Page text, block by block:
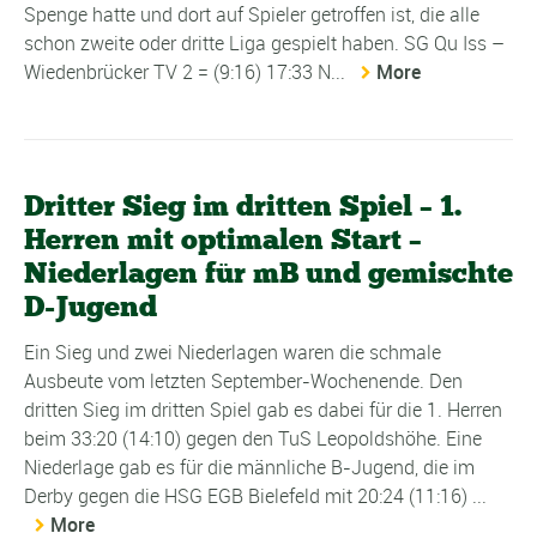
Spenge hatte und dort auf Spieler getroffen ist, die alle
schon zweite oder dritte Liga gespielt haben. SG Qu Iss –
Wiedenbrücker TV 2 = (9:16) 17:33 N...
More
Dritter Sieg im dritten Spiel – 1.
Herren mit optimalen Start –
Niederlagen für mB und gemischte
D-Jugend
Ein Sieg und zwei Niederlagen waren die schmale
Ausbeute vom letzten September-Wochenende. Den
dritten Sieg im dritten Spiel gab es dabei für die 1. Herren
beim 33:20 (14:10) gegen den TuS Leopoldshöhe. Eine
Niederlage gab es für die männliche B-Jugend, die im
Derby gegen die HSG EGB Bielefeld mit 20:24 (11:16) ...
More